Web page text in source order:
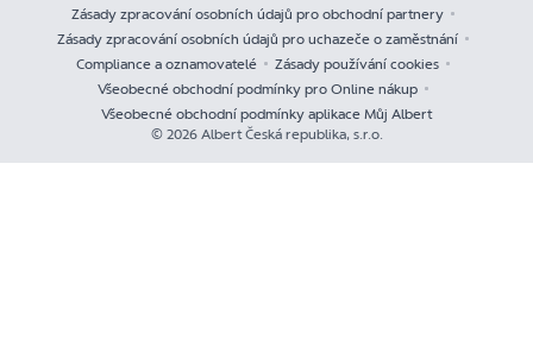
Zásady zpracování osobních údajů pro obchodní partnery
Zásady zpracování osobních údajů pro uchazeče o zaměstnání
Compliance a oznamovatelé
Zásady používání cookies
Všeobecné obchodní podmínky pro Online nákup
Všeobecné obchodní podmínky aplikace Můj Albert
© 2026 Albert Česká republika, s.r.o.